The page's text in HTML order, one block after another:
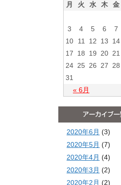
月 火 水 木 金
« 6月
3
4 5 6 7
10
11 12 13 14
17
18 19 20 21
24 25 26 27 28
31
2020年6月 (3)
2020年5月 (7)
2020年4月 (4)
2020年3月 (2)
2020年2月 (2)